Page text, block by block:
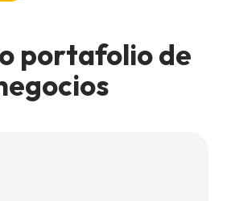
portafolio de